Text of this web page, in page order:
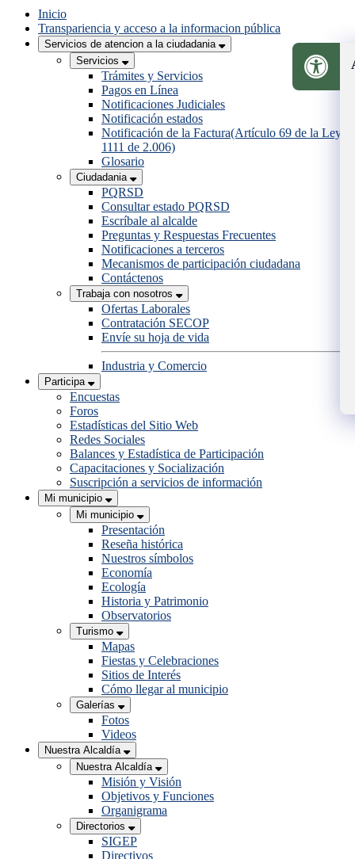
Inicio
Transpariencia y acceso a la informacion pública
Servicios de atencion a la ciudadania
Servicios
Trámites y Servicios
Pagos en Línea
Notificaciones Judiciales
Notificación estados
Notificación de la Factura(Artículo 69 de la Ley
1111 de 2.006)
Glosario
Ciudadania
PQRSD
Consultar estado PQRSD
Escríbale al alcalde
Preguntas y Respuestas Frecuentes
Notificaciones a terceros
Mecanismos de participación ciudadana
Contáctenos
Trabaja con nosotros
Ofertas Laborales
Contratación SECOP
Envíe su hoja de vida
Industria y Comercio
Participa
Encuestas
Foros
Estadísticas del Sitio Web
Redes Sociales
Balances y Estadística de Participación
Capacitaciones y Socialización
Suscripción a servicios de información
Mi municipio
Mi municipio
Presentación
Reseña histórica
Nuestros símbolos
Economía
Ecología
Historia y Patrimonio
Observatorios
Turismo
Mapas
Fiestas y Celebraciones
Sitios de Interés
Cómo llegar al municipio
Galerías
Fotos
Videos
Nuestra Alcaldía
Nuestra Alcaldía
Misión y Visión
Objetivos y Funciones
Organigrama
Directorios
SIGEP
Directivos